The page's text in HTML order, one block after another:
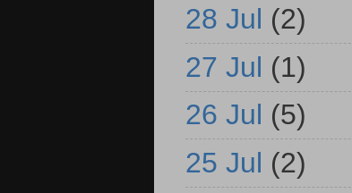
28 Jul (2)
27 Jul (1)
26 Jul (5)
25 Jul (2)